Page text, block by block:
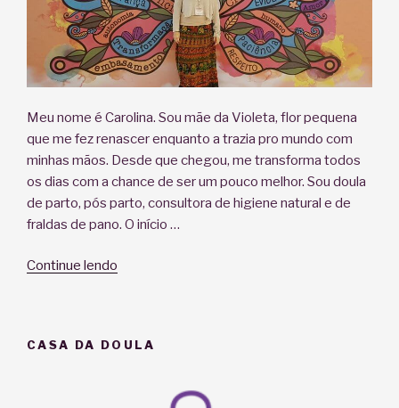
Meu nome é Carolina. Sou mãe da Violeta, flor pequena
que me fez renascer enquanto a trazia pro mundo com
minhas mãos. Desde que chegou, me transforma todos
os dias com a chance de ser um pouco melhor. Sou doula
de parto, pós parto, consultora de higiene natural e de
fraldas de pano. O início …
Continue lendo
CASA DA DOULA